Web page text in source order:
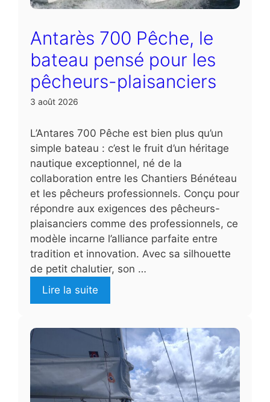
Antarès 700 Pêche, le
bateau pensé pour les
pêcheurs-plaisanciers
3 août 2026
L’Antares 700 Pêche est bien plus qu’un
simple bateau : c’est le fruit d’un héritage
nautique exceptionnel, né de la
collaboration entre les Chantiers Bénéteau
et les pêcheurs professionnels. Conçu pour
répondre aux exigences des pêcheurs-
plaisanciers comme des professionnels, ce
modèle incarne l’alliance parfaite entre
tradition et innovation. Avec sa silhouette
de petit chalutier, son …
Lire la suite